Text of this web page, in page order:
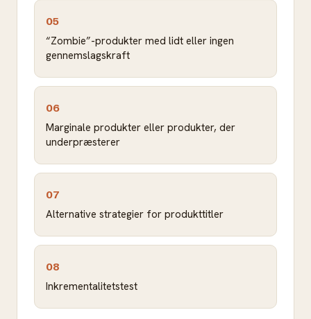
05
“Zombie”-produkter med lidt eller ingen
gennemslagskraft
06
Marginale produkter eller produkter, der
underpræsterer
07
Alternative strategier for produkttitler
08
Inkrementalitetstest